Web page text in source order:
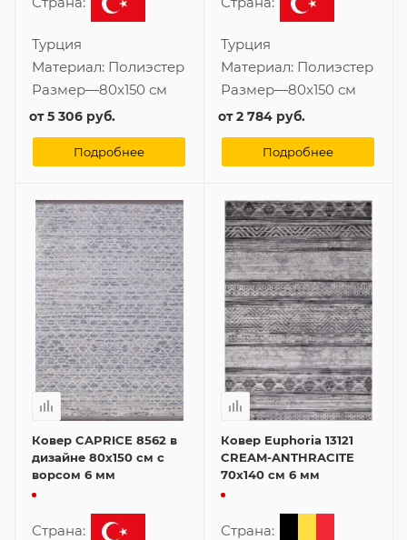
Турция
Материал: Полиэстер
Размер—80x150 см
от5 306 руб.
Подробнее
Турция
Материал: Полиэстер
Размер—80x150 см
от2 784 руб.
Подробнее
Ковер CAPRICE 8562 в
дизайне 80x150 см с
ворсом 6 мм
Страна:
Ковер Euphoria 13121
CREAM-ANTHRACITE
70x140 см 6 мм
Страна: